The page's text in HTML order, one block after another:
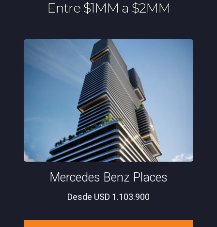
Entre $1MM a $2MM
Mercedes Benz Places
Desde USD 1.103.900